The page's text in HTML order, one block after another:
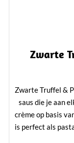
Zwarte
Zwarte Truffel &
saus die je aan
crème op basis
is perfect als